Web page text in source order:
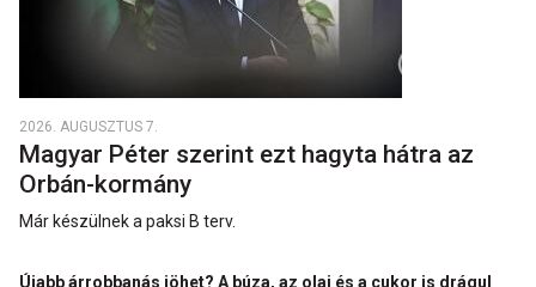
2026. AUGUSZTUS 7.
Magyar Péter szerint ezt hagyta hátra az
Orbán-kormány
Már készülnek a paksi B terv.
Újabb árrobbanás jöhet? A búza, az olaj és a cukor is drágul